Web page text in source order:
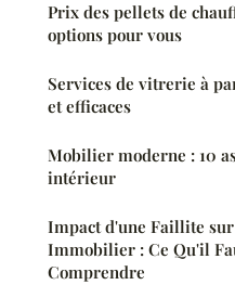
Prix des pellets de
options pour vous
Services de vitrerie à
et efficaces
Mobilier moderne : 10
intérieur
Impact d'une Faillite
Immobilier : Ce Qu'il
Comprendre